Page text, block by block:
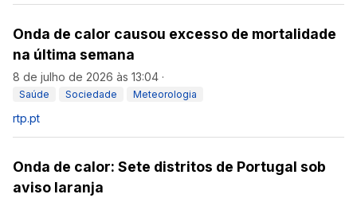
Onda de calor causou excesso de mortalidade
na última semana
8 de julho de 2026 às 13:04 ·
Saúde Sociedade Meteorologia
rtp.pt
Onda de calor: Sete distritos de Portugal sob
aviso laranja